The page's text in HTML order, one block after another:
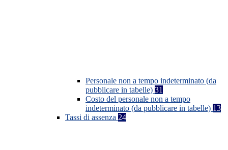
Personale non a tempo indeterminato (da
pubblicare in tabelle) 31
Costo del personale non a tempo
indeterminato (da pubblicare in tabelle) 13
Tassi di assenza 24